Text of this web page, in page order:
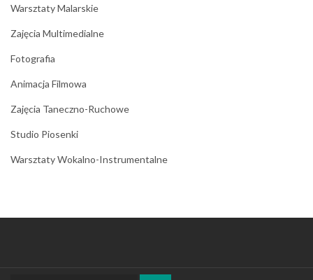
Warsztaty Malarskie
Zajęcia Multimedialne
Fotografia
Animacja Filmowa
Zajęcia Taneczno-Ruchowe
Studio Piosenki
Warsztaty Wokalno-Instrumentalne